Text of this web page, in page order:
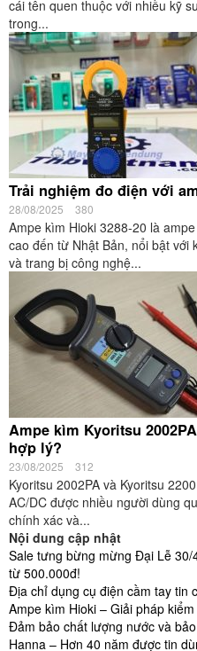
cái tên quen thuộc với nhiều kỹ
trong...
Trải nghiệm đo điện với
28/08/2025 380
Ampe kìm Hioki 3288-20 là
cao đến từ Nhật Bản, nổi bật với
và trang bị công nghệ...
Ampe kìm Kyoritsu
hợp lý?
23/08/2025 312
Kyoritsu 2002PA và Kyoritsu
AC/DC được nhiều người dùng
chính xác và...
Nội dung cập nhật
Sale tưng bừng mừng Đại Lễ 30/
từ 500.000đ!
Địa chỉ dụng cụ điện cầm tay tin
Ampe kìm Hioki – Giải pháp
Đảm bảo chất lượng nước và
Hanna – Hơn 40 năm được tin